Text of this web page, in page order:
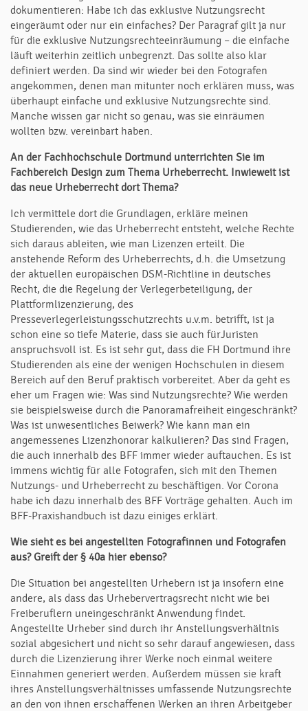
dokumentieren: Habe ich das exklusive Nutzungsrecht
eingeräumt oder nur ein einfaches? Der Paragraf gilt ja nur
für die exklusive Nutzungsrechteeinräumung – die einfache
läuft weiterhin zeitlich unbegrenzt. Das sollte also klar
definiert werden. Da sind wir wieder bei den Fotografen
angekommen, denen man mitunter noch erklären muss, was
überhaupt einfache und exklusive Nutzungsrechte sind.
Manche wissen gar nicht so genau, was sie einräumen
wollten bzw. vereinbart haben.
An der Fachhochschule Dortmund unterrichten Sie im
Fachbereich Design zum Thema Urheberrecht. Inwieweit ist
das neue Urheberrecht dort Thema?
Ich vermittele dort die Grundlagen, erkläre meinen
Studierenden, wie das Urheberrecht entsteht, welche Rechte
sich daraus ableiten, wie man Lizenzen erteilt. Die
anstehende Reform des Urheberrechts, d.h. die Umsetzung
der aktuellen europäischen DSM-Richtline in deutsches
Recht, die die Regelung der Verlegerbeteiligung, der
Plattformlizenzierung, des
Presseverlegerleistungsschutzrechts u.v.m. betrifft, ist ja
schon eine so tiefe Materie, dass sie auch fürJuristen
anspruchsvoll ist. Es ist sehr gut, dass die FH Dortmund ihre
Studierenden als eine der wenigen Hochschulen in diesem
Bereich auf den Beruf praktisch vorbereitet. Aber da geht es
eher um Fragen wie: Was sind Nutzungsrechte? Wie werden
sie beispielsweise durch die Panoramafreiheit eingeschränkt?
Was ist unwesentliches Beiwerk? Wie kann man ein
angemessenes Lizenzhonorar kalkulieren? Das sind Fragen,
die auch innerhalb des BFF immer wieder auftauchen. Es ist
immens wichtig für alle Fotografen, sich mit den Themen
Nutzungs- und Urheberrecht zu beschäftigen. Vor Corona
habe ich dazu innerhalb des BFF Vorträge gehalten. Auch im
BFF-Praxishandbuch ist dazu einiges erklärt.
Wie sieht es bei angestellten Fotografinnen und Fotografen
aus? Greift der § 40a hier ebenso?
Die Situation bei angestellten Urhebern ist ja insofern eine
andere, als dass das Urhebervertragsrecht nicht wie bei
Freiberuflern uneingeschränkt Anwendung findet.
Angestellte Urheber sind durch ihr Anstellungsverhältnis
sozial abgesichert und nicht so sehr darauf angewiesen, dass
durch die Lizenzierung ihrer Werke noch einmal weitere
Einnahmen generiert werden. Außerdem müssen sie kraft
ihres Anstellungsverhältnisses umfassende Nutzungsrechte
an den von ihnen erschaffenen Werken an ihren Arbeitgeber